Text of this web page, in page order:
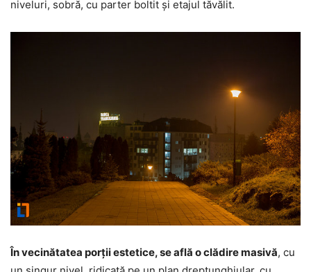
niveluri, sobră, cu parter boltit și etajul tăvălit.
În vecinătatea porții estetice, se află o clădire masivă, cu